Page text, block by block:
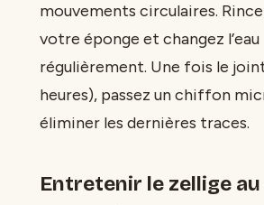
mouvements circulaires.
votre éponge et changez l’eau
régulièrement. Une fois le
heures), passez un chiffon
éliminer les dernières traces.
Entretenir le zellige